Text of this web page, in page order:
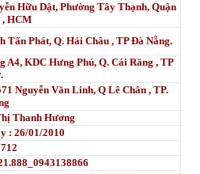
Hữu Dật, Phường Tây Thạnh, Quận
, HCM
Tấn Phát, Q. Hải Châu , TP Đà Nẵng.
A4, KDC Hưng Phú, Q. Cái Răng , TP
Nguyễn Văn Linh, Q Lê Chân , TP.
Thanh Hương
: 26/01/2010